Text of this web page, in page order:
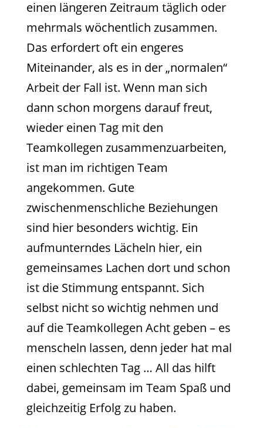
einen längeren Zeitraum täglich oder
mehrmals wöchentlich zusammen.
Das erfordert oft ein engeres
Miteinander, als es in der „normalen“
Arbeit der Fall ist. Wenn man sich
dann schon morgens darauf freut,
wieder einen Tag mit den
Teamkollegen zusammenzuarbeiten,
ist man im richtigen Team
angekommen. Gute
zwischenmenschliche Beziehungen
sind hier besonders wichtig. Ein
aufmunterndes Lächeln hier, ein
gemeinsames Lachen dort und schon
ist die Stimmung entspannt. Sich
selbst nicht so wichtig nehmen und
auf die Teamkollegen Acht geben – es
menscheln lassen, denn jeder hat mal
einen schlechten Tag … All das hilft
dabei, gemeinsam im Team Spaß und
gleichzeitig Erfolg zu haben.